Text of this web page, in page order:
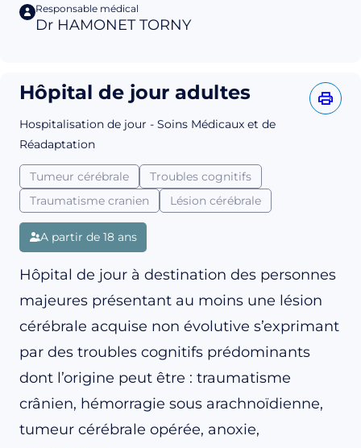
Responsable médical
Dr HAMONET TORNY
Hôpital de jour adultes
Hospitalisation de jour - Soins Médicaux et de
Réadaptation
Tumeur cérébrale
Troubles cognitifs
Traumatisme cranien
Lésion cérébrale
A partir de 18 ans
Hôpital de jour à destination des personnes
majeures présentant au moins une lésion
cérébrale acquise non évolutive s’exprimant
par des troubles cognitifs prédominants
dont l’origine peut être : traumatisme
crânien, hémorragie sous arachnoïdienne,
tumeur cérébrale opérée, anoxie,